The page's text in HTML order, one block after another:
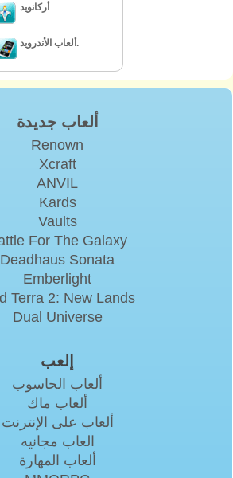
أركانويد
ألعاب الأندرويد.
ألعاب جديدة
Renown
Xcraft
ANVIL
Kards
Vaults
For The Galaxy
Deadhaus Sonata
Emberlight
Terra 2: New Lands
Dual Universe
إلعب
ألعاب الحاسوب
ألعاب ماك
ألعاب على الإنترنت
العاب مجانيه
ألعاب المهارة